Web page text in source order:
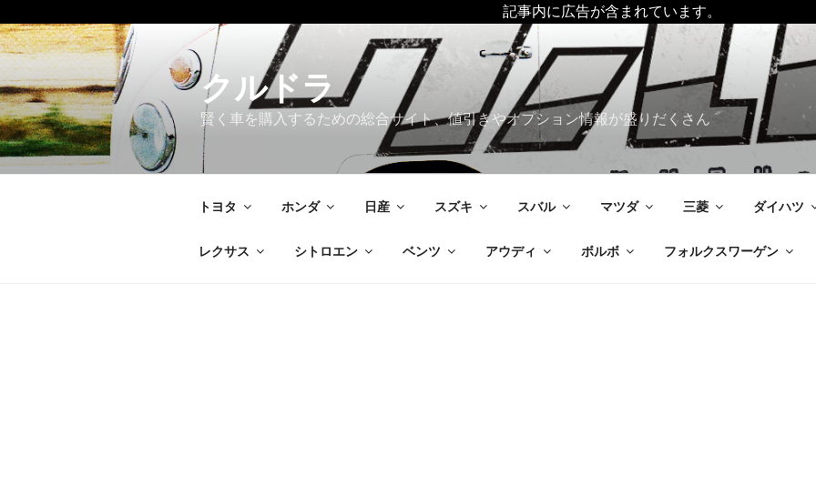
記事内に広告が含まれています。
コ
ン
テ
ン
ツ
へ
ス
クルドラ
賢く車を購入するための総合サイト、値引きやオプション情報が盛りだくさん
トヨタ ホンダ 日産 スズキ スバル マツダ 三菱 ダイハツ
レクサス シトロエン ベンツ アウディ ボルボ フォルクスワーゲン